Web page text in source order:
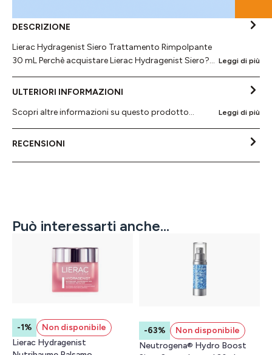
DESCRIZIONE
Lierac Hydragenist Siero Trattamento Rimpolpante
30 mL Perchè acquistare Lierac Hydragenist Siero?… Leggi di più
ULTERIORI INFORMAZIONI
Scopri altre informazioni su questo prodotto...
Leggi di più
RECENSIONI
Può interessarti anche...
-1%
Non disponibile
Lierac Hydragenist
-63%
Non disponibile
Neutrogena® Hydro Boost